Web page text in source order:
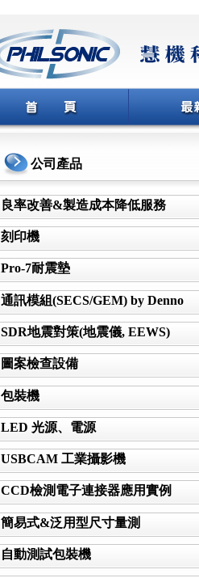
公司產品
良率改善&製造成本降低服務
刻印機
Pro-7耐震墊
通訊模組(SECS/GEM) by Denno
SDR地震對策(地震儀, EEWS)
圖案檢查設備
包裝機
LED 光源、電源
USBCAM 工業攝影機
CCD檢測電子連接器應用實例
簡易式&泛用型尺寸量測
自動測試包裝機